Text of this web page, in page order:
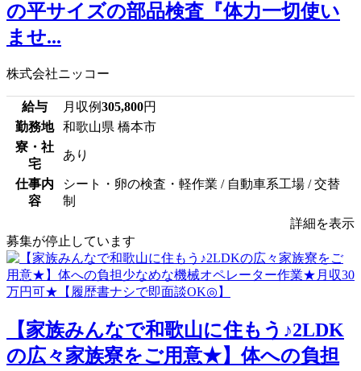
の平サイズの部品検査『体力一切使い
ませ...
株式会社ニッコー
給与 月収例305,800円
勤務地
和歌山県 橋本市
寮・社
宅
あり
仕事内
容
シート・卵の検査・軽作業 / 自動車系工場 / 交替
制
詳細を表示
募集が停止しています
【家族みんなで和歌山に住もう♪2LDK
の広々家族寮をご用意★】体への負担